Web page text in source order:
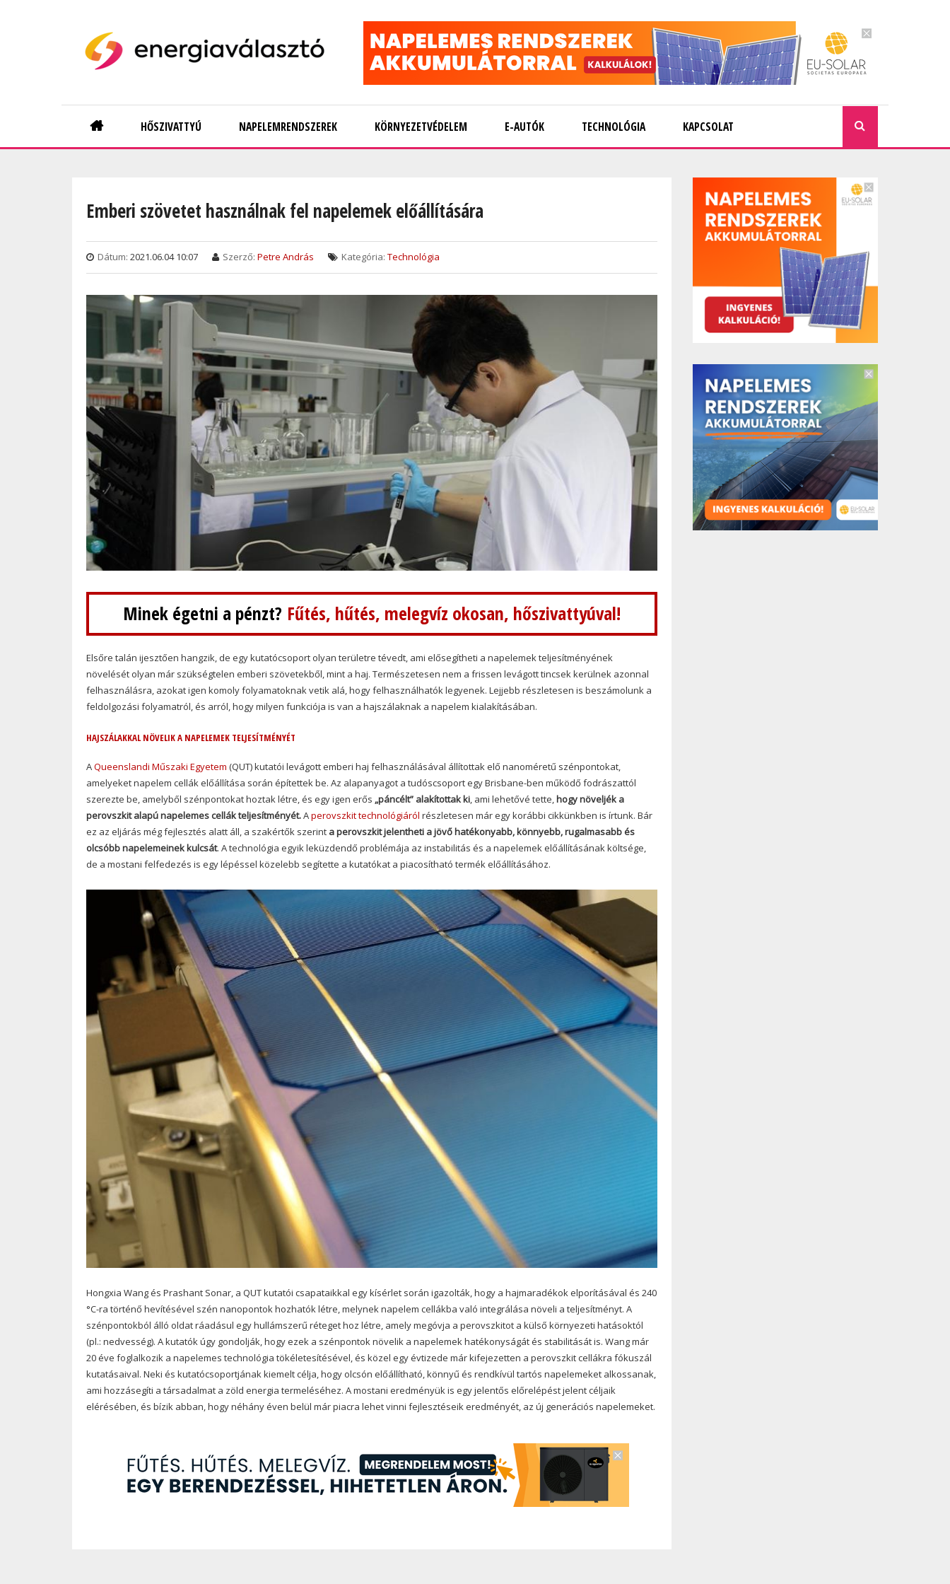
Main
navigation
HŐSZIVATTYÚ NAPELEMRENDSZEREK KÖRNYEZETVÉDELEM E-AUTÓK TECHNOLÓGIA KAPCSOLAT
Emberi szövetet használnak fel napelemek előállítására
Dátum: 2021.06.04 10:07 Szerző: Petre András Kategória: Technológia
Minek égetni a pénzt? Fűtés, hűtés, melegvíz okosan, hőszivattyúval!
Elsőre talán ijesztően hangzik, de egy kutatócsoport olyan területre tévedt, ami elősegítheti a napelemek teljesítményének
növelését olyan már szükségtelen emberi szövetekből, mint a haj. Természetesen nem a frissen levágott tincsek kerülnek azonnal
felhasználásra, azokat igen komoly folyamatoknak vetik alá, hogy felhasználhatók legyenek. Lejjebb részletesen is beszámolunk a
feldolgozási folyamatról, és arról, hogy milyen funkciója is van a hajszálaknak a napelem kialakításában.
HAJSZÁLAKKAL NÖVELIK A NAPELEMEK TELJESÍTMÉNYÉT
AQueenslandi Műszaki Egyetem (QUT) kutatói levágott emberi haj felhasználásával állítottak elő nanoméretű szénpontokat,
amelyeket napelem cellák előállítása során építettek be. Az alapanyagot a tudóscsoport egy Brisbane-ben működő fodrászattól
szerezte be, amelyből szénpontokat hoztak létre, és egy igen erős „páncélt” alakítottak ki, ami lehetővé tette,hogy növeljék a
perovszkit alapú napelemes cellák teljesítményét.Aperovszkit technológiáról részletesen már egy korábbi cikkünkben is írtunk. Bár
ez az eljárás még fejlesztés alatt áll, a szakértők szerint a perovszkit jelentheti a jövő hatékonyabb, könnyebb, rugalmasabb és
olcsóbb napelemeinek kulcsát. A technológia egyik leküzdendő problémája az instabilitás és a napelemek előállításának költsége,
de a mostani felfedezés is egy lépéssel közelebb segítette a kutatókat a piacosítható termék előállításához.
Hongxia Wang és Prashant Sonar, a QUT kutatói csapataikkal egy kísérlet során igazolták, hogy a hajmaradékok elporításával és 240
°C-ra történő hevítésével szén nanopontok hozhatók létre, melynek napelem cellákba való integrálása növeli a teljesítményt. A
szénpontokból álló oldat ráadásul egy hullámszerű réteget hoz létre, amely megóvja a perovszkitot a külső környezeti hatásoktól
(pl.: nedvesség). A kutatók úgy gondolják, hogy ezek a szénpontok növelik a napelemek hatékonyságát és stabilitását is. Wang már
20 éve foglalkozik a napelemes technológia tökéletesítésével, és közel egy évtizede már kifejezetten a perovszkit cellákra fókuszál
kutatásaival. Neki és kutatócsoportjának kiemelt célja, hogy olcsón előállítható, könnyű és rendkívül tartós napelemeket alkossanak,
ami hozzásegíti a társadalmat a zöld energia termeléséhez. A mostani eredményük is egy jelentős előrelépést jelent céljaik
elérésében, és bízik abban, hogy néhány éven belül már piacra lehet vinni fejlesztéseik eredményét, az új generációs napelemeket.